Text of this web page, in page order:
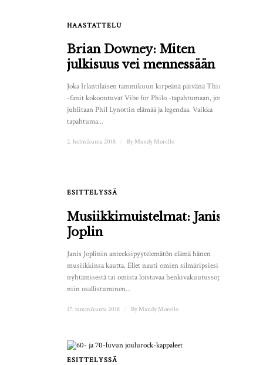
HAASTATTELU
Brian Downey: Miten
julkisuus vei mennessään
Joka Irlantilaisen tammikuun kirpeänä päivänä Thin Lizzy
-fanit kokoontuvat Vibe for Philo -tapahtumaan, jossa
juhlitaan Phil Lynottin elämää ja legendaa. Vaikka
tapahtuma...
2. helmikuuta 2018 By Mandy Morello
ESITTELYSSÄ
Musiikkimuistelmat: Janis
Joplin
Janis Joplinin anteeksipyytelemätön elämä hänen
musiikkinsa kautta. Ellet nauti omien silmäripsiesi
nyhtämisestä tai omista loistavaa henkivakuutussopimusta,
niin osallistuminen...
17. tammikuuta 2018 By Mandy Morello
ESITTELYSSÄ